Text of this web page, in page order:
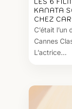
LES 6
KANATA
CHEZ
C’était
Cannes
L’actrice...